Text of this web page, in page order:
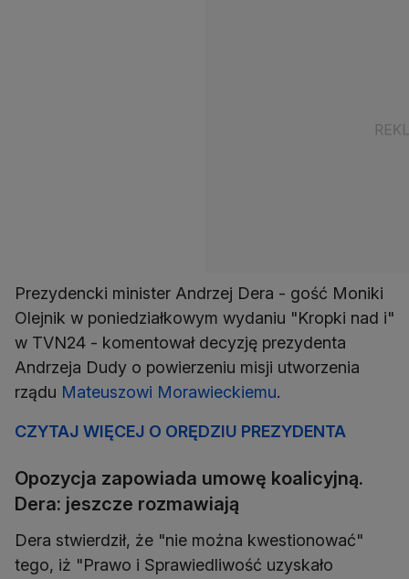
Prezydencki minister Andrzej Dera - gość Moniki
Olejnik w poniedziałkowym wydaniu "Kropki nad i"
w TVN24 - komentował decyzję prezydenta
Andrzeja Dudy o powierzeniu misji utworzenia
rządu Mateuszowi Morawieckiemu.
CZYTAJ WIĘCEJ O ORĘDZIU PREZYDENTA
Opozycja zapowiada umowę koalicyjną.
Dera: jeszcze rozmawiają
Dera stwierdził, że "nie można kwestionować"
tego, iż "Prawo i Sprawiedliwość uzyskało